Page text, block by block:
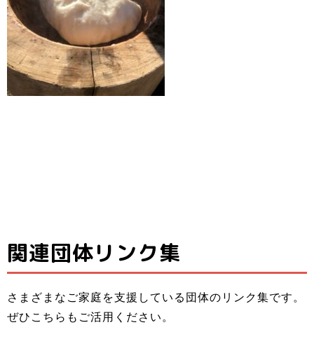
関連団体リンク集
さまざまなご家庭を支援している団体のリンク集です。
ぜひこちらもご活用ください。
子どもたちと親
＆子どもたちの
成長を支える無
子ども料理教室
でお母さんのお
ようになろう！
体験型子ども食
フェランチ（軽
ひとり親家庭、
子ども食堂＆プ
ロの先生による
ダンスレッス